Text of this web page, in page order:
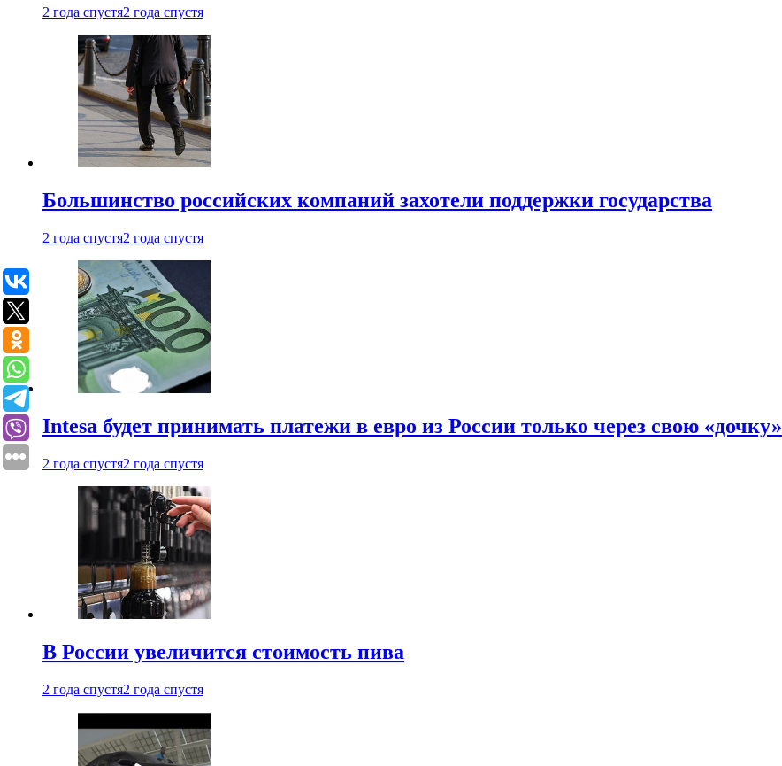
2 года спустя2 года спустя
Большинство российских компаний захотели поддержки государства
2 года спустя2 года спустя
Intesa будет принимать платежи в евро из России только через свою «дочку»
2 года спустя2 года спустя
В России увеличится стоимость пива
2 года спустя2 года спустя